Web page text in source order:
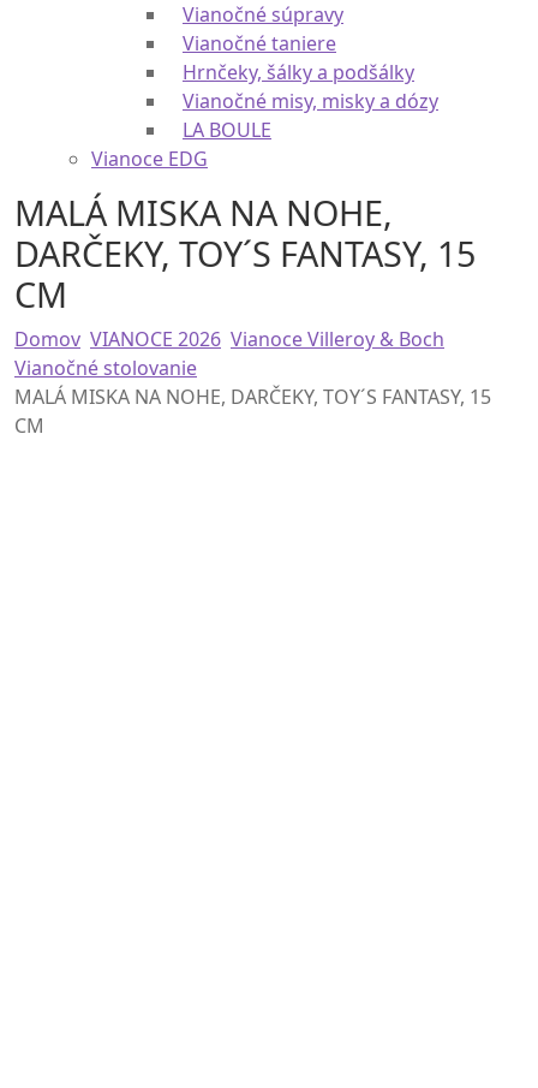
Vianočné súpravy
Vianočné taniere
Hrnčeky, šálky a podšálky
Vianočné misy, misky a dózy
LA BOULE
Vianoce EDG
MALÁ MISKA NA NOHE,
DARČEKY, TOY´S FANTASY, 15
CM
Domov VIANOCE 2026 Vianoce Villeroy & Boch
Vianočné stolovanie
MALÁ MISKA NA NOHE, DARČEKY, TOY´S FANTASY, 15
CM